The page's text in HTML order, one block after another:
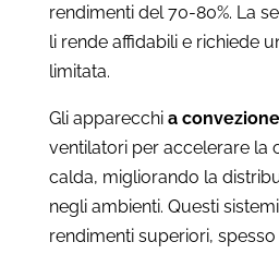
rendimenti del 70-80%. La
li rende affidabili e richiede
limitata.
Gli apparecchi a
ventilatori per accelerare la
calda, migliorando la
negli ambienti. Questi
rendimenti superiori, spesso